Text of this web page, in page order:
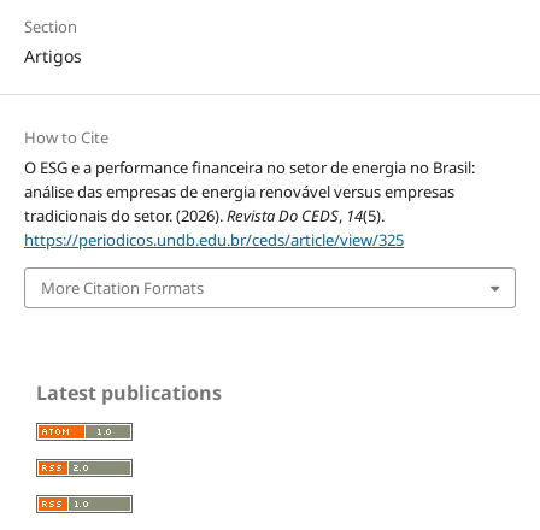
Section
Artigos
How to Cite
O ESG e a performance financeira no setor de energia no Brasil:
análise das empresas de energia renovável versus empresas
tradicionais do setor. (2026).Revista Do CEDS, 14(5).
https://periodicos.undb.edu.br/ceds/article/view/325
More Citation Formats
Latest publications